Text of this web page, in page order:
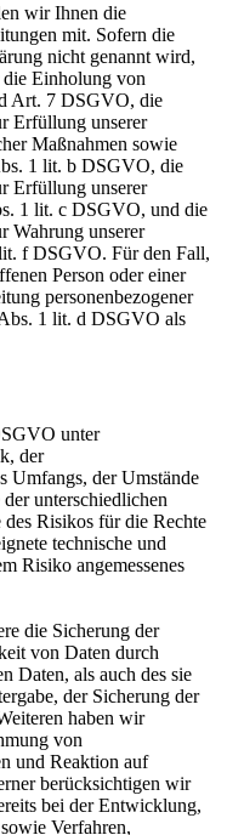
wir Ihnen die
mit. Sofern die
nicht genannt wird,
Einholung von
Art. 7 DSGVO, die
Erfüllung unserer
Maßnahmen sowie
1 lit. b DSGVO, die
Erfüllung unserer
1 lit. c DSGVO, und die
Wahrung unserer
f DSGVO. Für den Fall,
Person oder einer
personenbezogener
1 lit. d DSGVO als
unter
der
Umfangs, der Umstände
unterschiedlichen
Risikos für die Rechte
technische und
Risiko angemessenes
die Sicherung der
von Daten durch
Daten, als auch des sie
der Sicherung der
haben wir
von
und Reaktion auf
berücksichtigen wir
bei der Entwicklung,
Verfahren,